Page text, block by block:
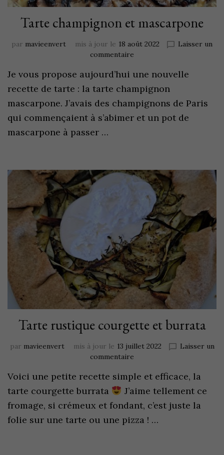
Tarte champignon et mascarpone
par mavieenvert mis à jour le 18 août 2022
Laisser un
commentaire
Je vous propose aujourd’hui une nouvelle
recette de tarte : la tarte champignon
mascarpone. J’avais des champignons de Paris
qui commençaient à s’abimer et un pot de
mascarpone à passer …
Tarte rustique courgette et burrata
par mavieenvert mis à jour le 13 juillet 2022
Laisser un
commentaire
Voici une petite recette simple et efficace, la
tarte courgette burrata
J’aime tellement ce
fromage, si crémeux et fondant, c’est juste la
folie sur une tarte ou une pizza ! …